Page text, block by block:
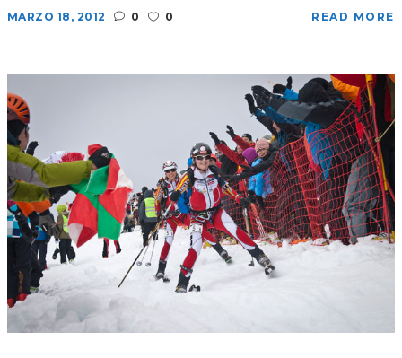
MARZO 18, 2012 0 0 READ MORE